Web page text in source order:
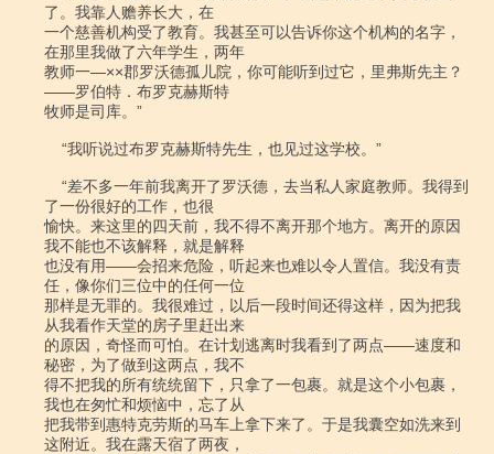
了。我靠人赡养长大，在
一个慈善机构受了教育。我甚至可以告诉你这个机构的名字，
在那里我做了六年学生，两年
教师一―××郡罗沃德孤儿院，你可能听到过它，里弗斯先主？
――罗伯特．布罗克赫斯特
牧师是司库。”
了一份很好的工作，也很
愉快。来这里的四天前，我不得不离开那个地方。离开的原因
我不能也不该解释，就是解释
也没有用――会招来危险，听起来也难以令人置信。我没有责
任，像你们三位中的任何一位
那样是无罪的。我很难过，以后一段时间还得这样，因为把我
从我看作天堂的房子里赶出来
的原因，奇怪而可怕。在计划逃离时我看到了两点――速度和
秘密，为了做到这两点，我不
得不把我的所有统统留下，只拿了一包裹。就是这个小包裹，
我也在匆忙和烦恼中，忘了从
把我带到惠特克劳斯的马车上拿下来了。于是我囊空如洗来到
这附近。我在露天宿了两夜，